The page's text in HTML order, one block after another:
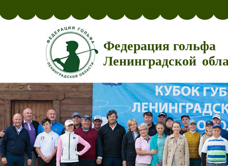
Федерация гольфа
Ленинградской